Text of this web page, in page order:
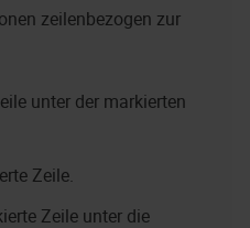
zeilenbezogen zur
unter der markierten
Zeile.
Zeile unter die